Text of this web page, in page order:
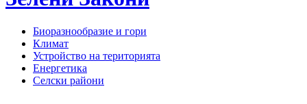
Биоразнообразие и гори
Климат
Устройство на територията
Енергетика
Селски райони